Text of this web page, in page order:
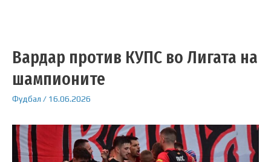
Вардар против КУПС во Лигата на
шампионите
Фудбал / 16.06.2026